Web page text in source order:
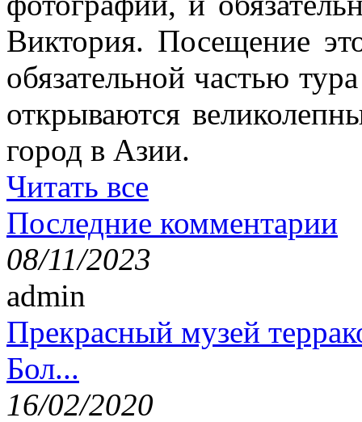
Виктория. Посещение
обязательной частью
открываются
город в Азии.
Читать все
Последние комментарии
08/11/2023
admin
Прекрасный музей
Бол...
16/02/2020